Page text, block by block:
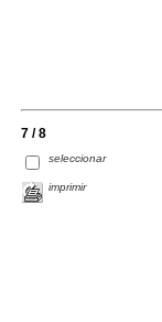
7 / 8
seleccionar
imprimir